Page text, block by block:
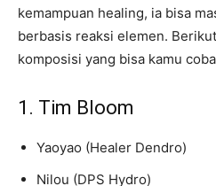
kemampuan healing, ia bisa
berbasis reaksi elemen.
komposisi yang bisa kamu
1. Tim Bloom
Yaoyao (Healer Dendro)
Nilou (DPS Hydro)